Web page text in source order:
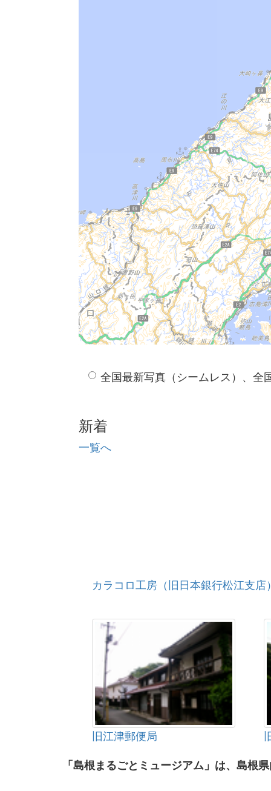
全国最新写真（シームレス）、全
新着
一覧へ
カラコロ工房（旧日本銀行松江支店
旧江津郵便局
「島根まるごとミュージアム」は、島根